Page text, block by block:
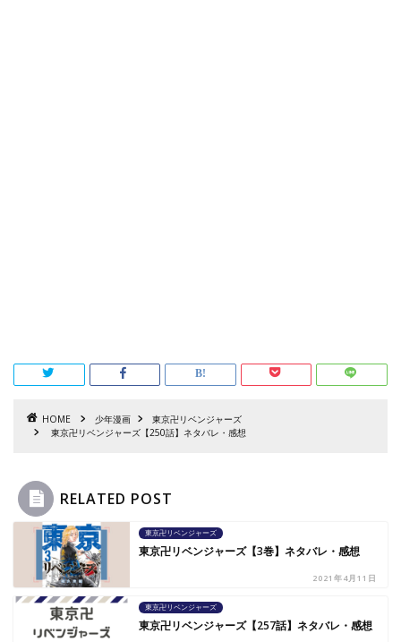
HOME 少年漫画
東京卍リベンジャーズ
東京卍リベンジャーズ【250話】ネタバレ・感想
RELATED POST
東京卍リベンジャーズ
東京卍リベンジャーズ【3巻】ネタバレ・感想
2021年4月11日
東京卍リベンジャーズ
東京卍リベンジャーズ【257話】ネタバレ・感想